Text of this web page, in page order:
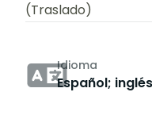
(Traslado)
Idioma
Español; inglés